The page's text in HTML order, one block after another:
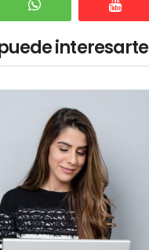
interesarte